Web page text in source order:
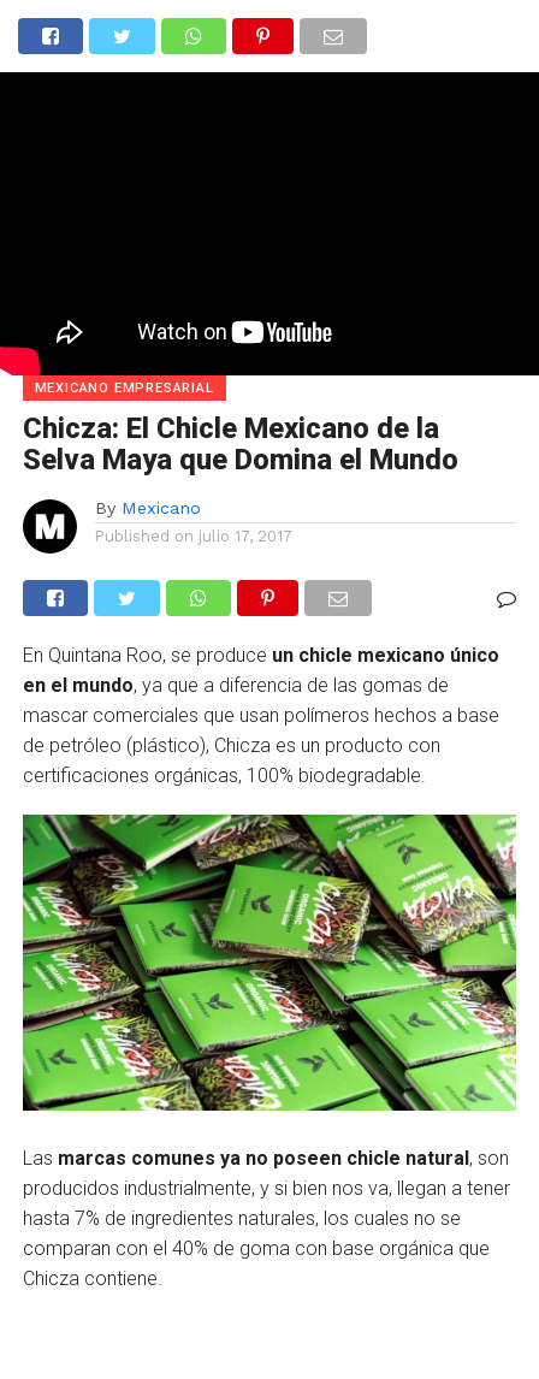
MEXICANO EMPRESARIAL
Chicza: El Chicle Mexicano de la
Selva Maya que Domina el Mundo
By Mexicano
Published on julio 17, 2017
En Quintana Roo, se produce un chicle mexicano único
en el mundo, ya que a diferencia de las gomas de
mascar comerciales que usan polímeros hechos a base
de petróleo (plástico), Chicza es un producto con
certificaciones orgánicas, 100% biodegradable.
Las marcas comunes ya no poseen chicle natural , son
producidos industrialmente, y si bien nos va, llegan a tener
hasta 7% de ingredientes naturales, los cuales no se
comparan con el 40% de goma con base orgánica que
Chicza contiene.